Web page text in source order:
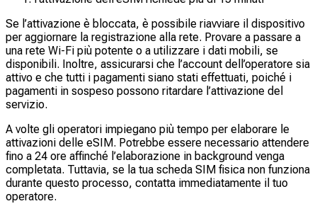
Se l’attivazione è bloccata, è possibile riavviare il dispositivo
per aggiornare la registrazione alla rete. Provare a passare a
una rete Wi-Fi più potente o a utilizzare i dati mobili, se
disponibili. Inoltre, assicurarsi che l’account dell’operatore sia
attivo e che tutti i pagamenti siano stati effettuati, poiché i
pagamenti in sospeso possono ritardare l’attivazione del
servizio.
A volte gli operatori impiegano più tempo per elaborare le
attivazioni delle eSIM. Potrebbe essere necessario attendere
fino a 24 ore affinché l’elaborazione in background venga
completata. Tuttavia, se la tua scheda SIM fisica non funziona
durante questo processo, contatta immediatamente il tuo
operatore.